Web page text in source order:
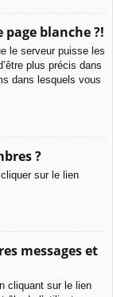
blanche ?!
le serveur puisse les
plus précis dans
dans lesquels vous
?
sur le lien
messages et
cliquant sur le lien